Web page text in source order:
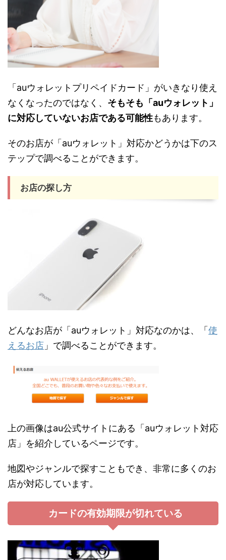
「auウォレットプリペイドカード」がいきなり使え
なくなったのではなく、 そもそも「auウォレット」
に対応していないお店である可能性もあります。
そのお店が「auウォレット」対応かどうかは下のス
テップで調べることができます。
お店の探し方
どんなお店が「auウォレット」対応なのかは、「 使
えるお店 」で調べることができます。
上の画像はau公式サイトにある「auウォレット対応
店」を紹介しているページです。
地図やジャンルで探すこともでき、非常に多くのお
店が対応しています。
カードの有効期限が切れている